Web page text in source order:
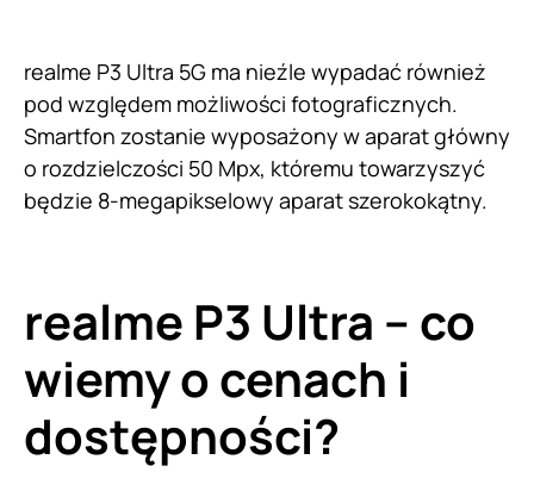
realme P3 Ultra 5G ma nieźle wypadać również
pod względem możliwości fotograficznych.
Smartfon zostanie wyposażony w aparat główny
o rozdzielczości 50 Mpx, któremu towarzyszyć
będzie 8-megapikselowy aparat szerokokątny.
realme P3 Ultra – co
wiemy o cenach i
dostępności?